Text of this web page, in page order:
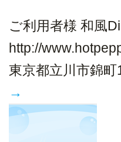
ご利用者様 和風
http://
東京都立川市錦
→